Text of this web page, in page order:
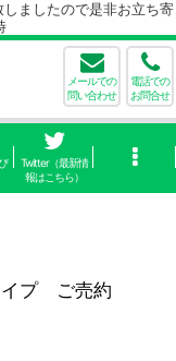
たので是非お立ち寄
メールでの
問い合わせ
電話での
お問合せ
Twitter（最新情
報はこちら）
イプ ご売約